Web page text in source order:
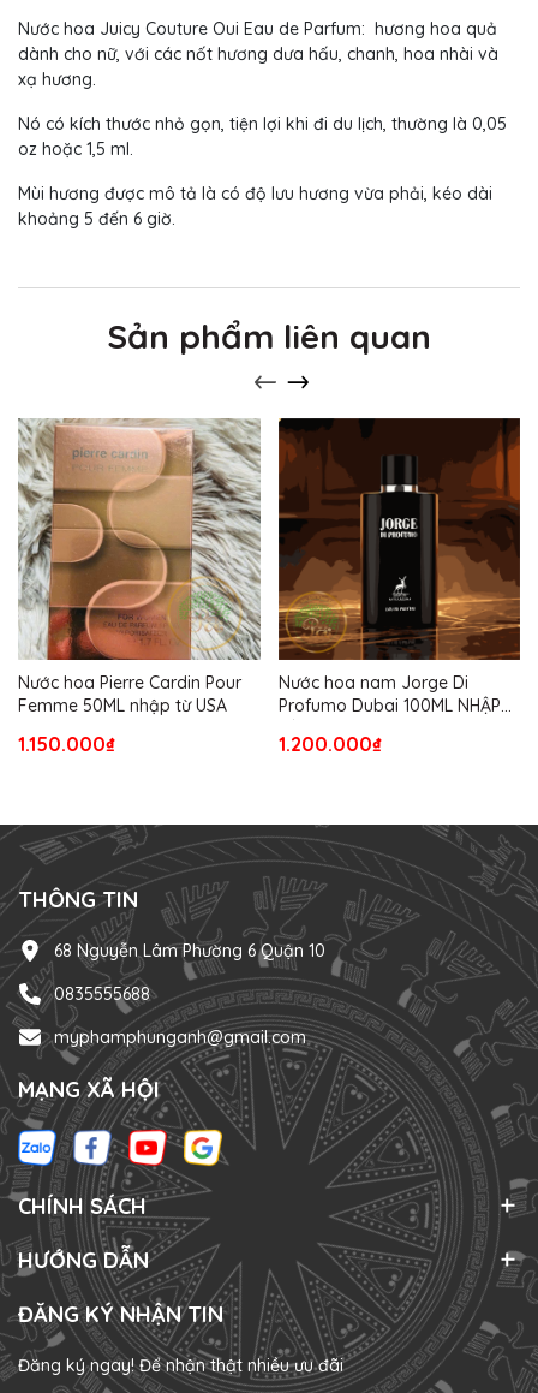
Nước hoa Juicy Couture Oui Eau de Parfum: hương hoa quả
dành cho nữ, với các nốt hương dưa hấu, chanh, hoa nhài và
xạ hương.
Nó có kích thước nhỏ gọn, tiện lợi khi đi du lịch, thường là 0,05
oz hoặc 1,5 ml.
Mùi hương được mô tả là có độ lưu hương vừa phải, kéo dài
khoảng 5 đến 6 giờ.
Sản phẩm liên quan
Nước hoa Pierre Cardin Pour
Femme 50ML nhập từ USA
1.150.000₫
Nước hoa nam Jorge Di
Profumo Dubai 100ML NHẬP
1.200.000₫
THÔNG TIN
68 Nguyễn Lâm Phường 6 Quận 10
0835555688
myphamphunganh@gmail.com
MẠNG XÃ HỘI
CHÍNH SÁCH
HƯỚNG DẪN
ĐĂNG KÝ NHẬN TIN
Đăng ký ngay! Để nhận thật nhiều ưu đãi